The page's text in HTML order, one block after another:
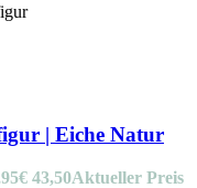
| Eiche Natur
€ 43,50Aktueller Preis